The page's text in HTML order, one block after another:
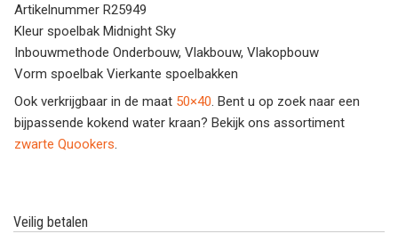
Artikelnummer R25949
Kleur spoelbak Midnight Sky
Inbouwmethode Onderbouw, Vlakbouw, Vlakopbouw
Vorm spoelbak Vierkante spoelbakken
Ook verkrijgbaar in de maat 50×40. Bent u op zoek naar een
bijpassende kokend water kraan? Bekijk ons assortiment
zwarte Quookers.
Veilig betalen